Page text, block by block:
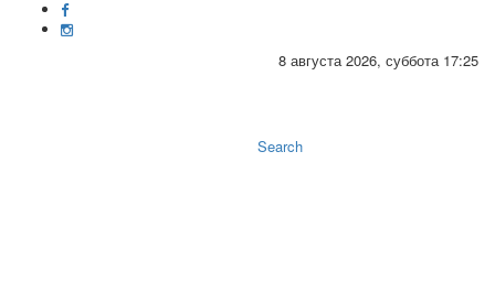
8 августа 2026, суббота 17:25
Search